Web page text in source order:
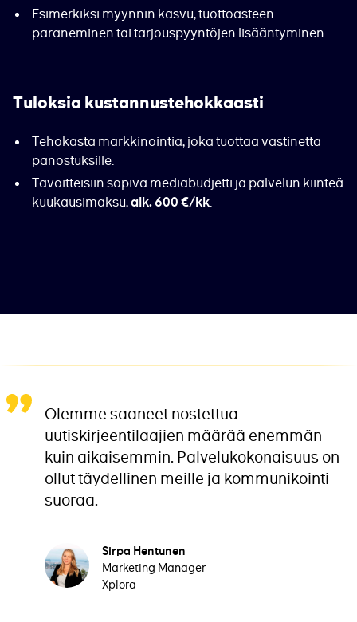
Esimerkiksi myynnin kasvu, tuottoasteen
paraneminen tai tarjouspyyntöjen lisääntyminen.
Tuloksia kustannustehokkaasti
Tehokasta markkinointia, joka tuottaa vastinetta
panostuksille.
Tavoitteisiin sopiva mediabudjetti ja palvelun kiinteä
kuukausimaksu,alk. 600 €/kk.
Olemme saaneet nostettua
uutiskirjeentilaajien määrää enemmän
kuin aikaisemmin. Palvelukokonaisuus on
ollut täydellinen meille ja kommunikointi
suoraa.
Sirpa Hentunen
Marketing Manager
Xplora